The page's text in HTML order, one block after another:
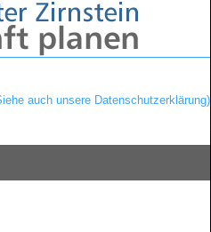
auch unsere Datenschutzerklärung)